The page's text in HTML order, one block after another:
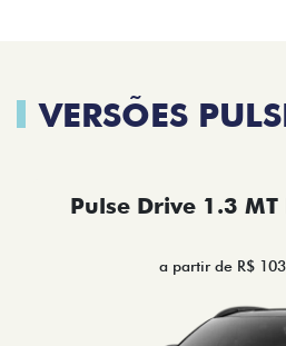
VERSÕES
Pulse Drive 1.3
a partir de R$